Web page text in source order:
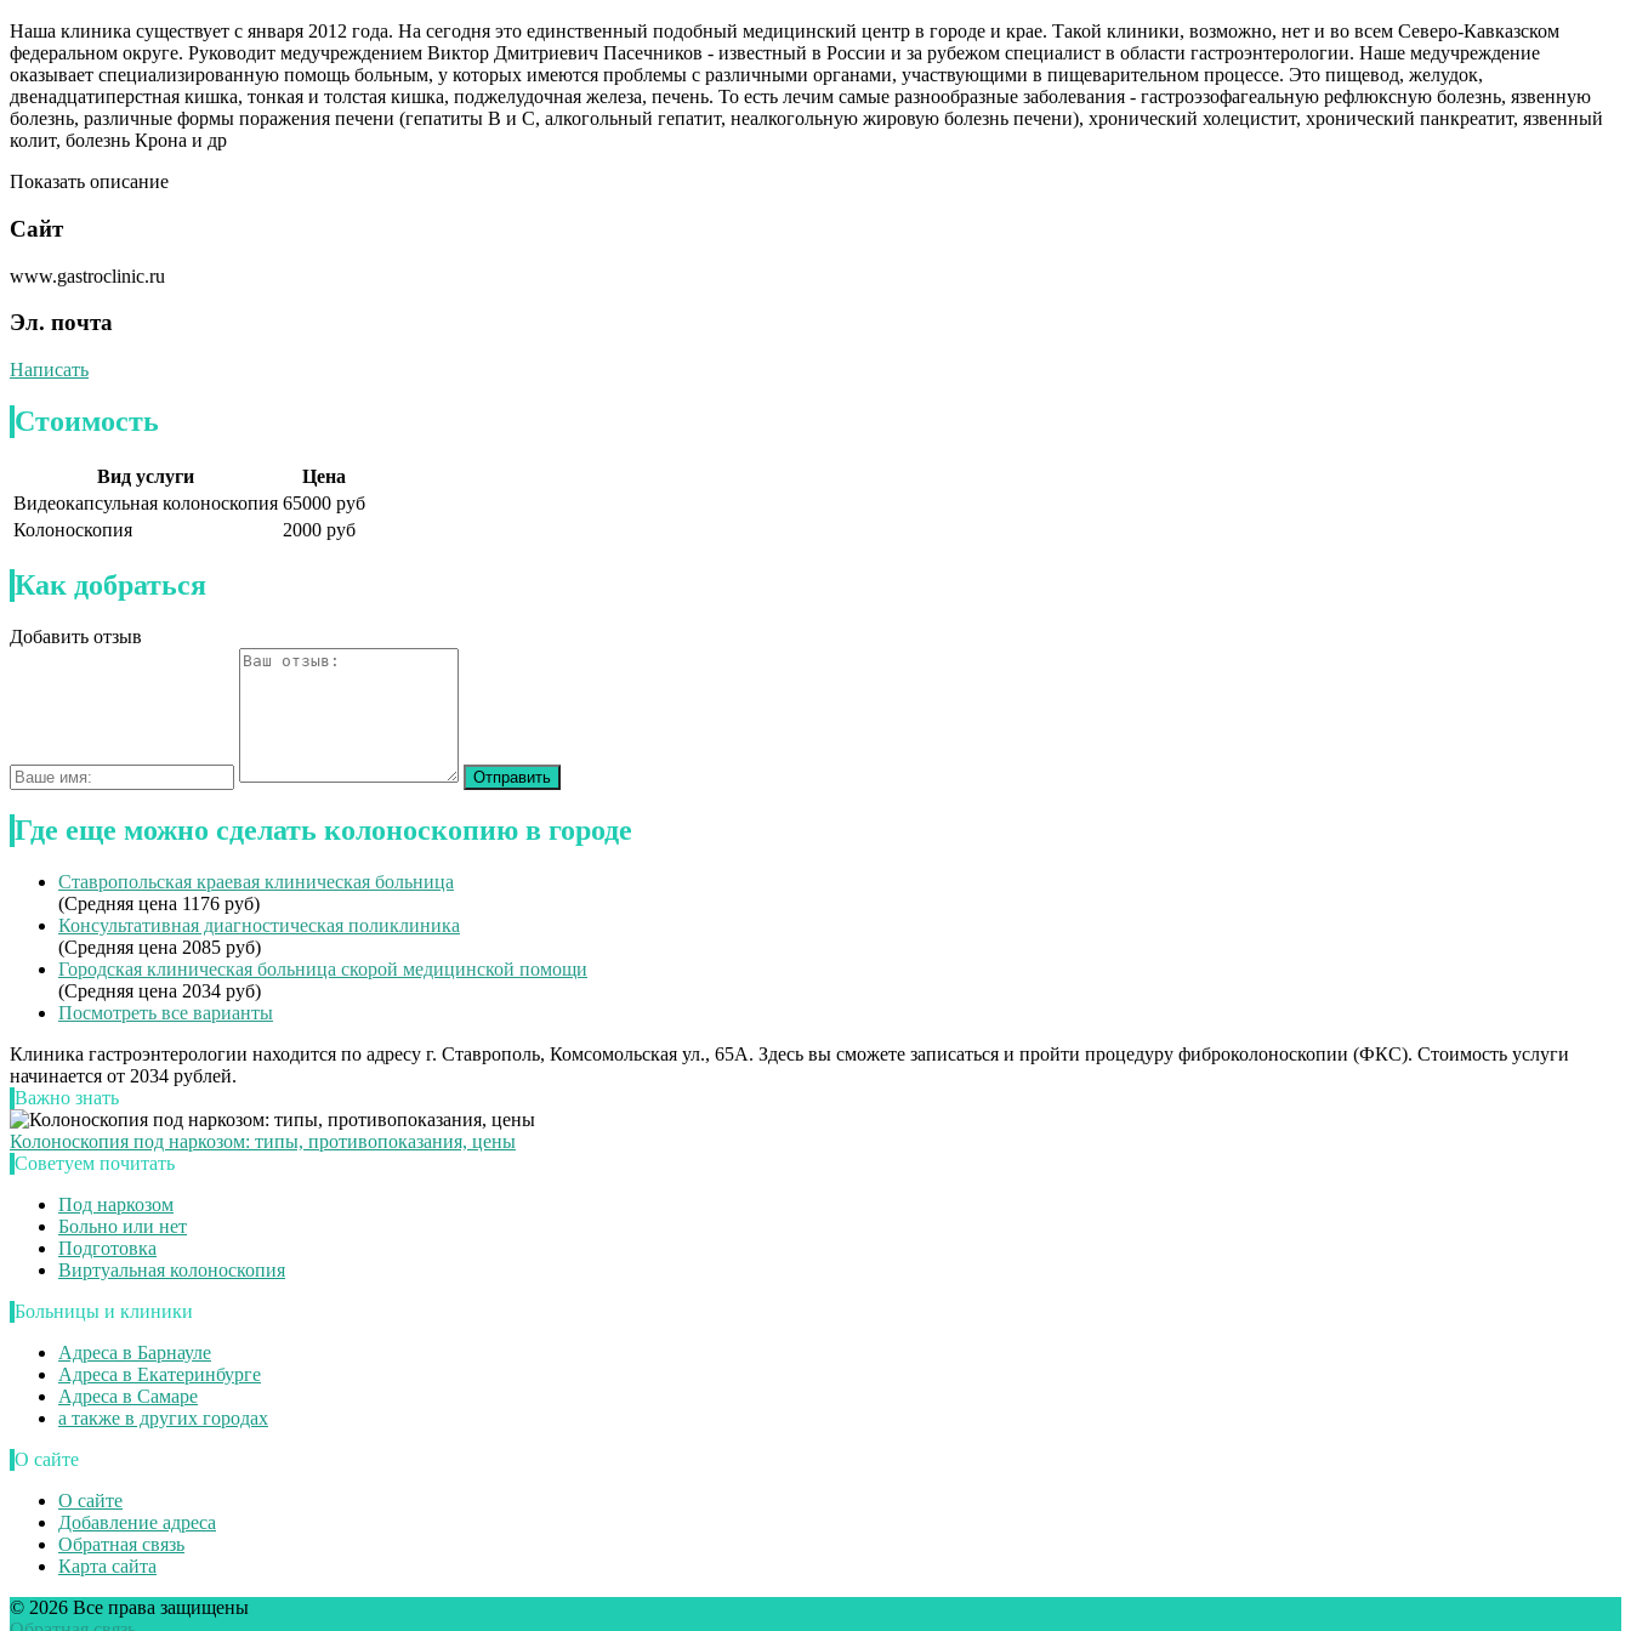
Наша клиника существует с января 2012 года. На сегодня это единственный подобный медицинский центр в городе и крае. Такой клиники, возможно, нет и во всем Северо-Кавказском
федеральном округе. Руководит медучреждением Виктор Дмитриевич Пасечников - известный в России и за рубежом специалист в области гастроэнтерологии. Наше медучреждение
оказывает специализированную помощь больным, у которых имеются проблемы с различными органами, участвующими в пищеварительном процессе. Это пищевод, желудок,
двенадцатиперстная кишка, тонкая и толстая кишка, поджелудочная железа, печень. То есть лечим самые разнообразные заболевания - гастроэзофагеальную рефлюксную болезнь, язвенную
болезнь, различные формы поражения печени (гепатиты В и С, алкогольный гепатит, неалкогольную жировую болезнь печени), хронический холецистит, хронический панкреатит, язвенный
колит, болезнь Крона и др
Показать описание
Сайт
www.gastroclinic.ru
Эл. почта
Написать
Стоимость
Вид услуги
Цена
Видеокапсульная колоноскопия 65000 руб
Колоноскопия
2000 руб
Как добраться
Добавить отзыв
Где еще можно сделать колоноскопию в городе
Ставропольская краевая клиническая больница
(Средняя цена 1176 руб)
Консультативная диагностическая поликлиника
(Средняя цена 2085 руб)
Городская клиническая больница скорой медицинской помощи
(Средняя цена 2034 руб)
Посмотреть все варианты
Клиника гастроэнтерологии находится по адресу г. Ставрополь, Комсомольская ул., 65А. Здесь вы сможете записаться и пройти процедуру фиброколоноскопии (ФКС). Стоимость услуги
начинается от 2034 рублей.
Важно знать
Колоноскопия под наркозом: типы, противопоказания, цены
Советуем почитать
Под наркозом
Больно или нет
Подготовка
Виртуальная колоноскопия
Больницы и клиники
Адреса в Барнауле
Адреса в Екатеринбурге
Адреса в Самаре
а также в других городах
О сайте
О сайте
Добавление адреса
Обратная связь
Карта сайта
© 2026 Все права защищены